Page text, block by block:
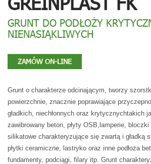
GRUNT DO PODŁOŻY
NIENASIĄKLIWYCH
ZAMÓW ON-LINE
Grunt o charakterze odcinającym, tworzy
powierzchnie, znacznie poprawiające
gładkich, niechłonnych oraz krytycznychtakich
zawibrowany beton, płyty OSB, lamperie, bloczki
silikatowe charakteryzujące się zwartą i gładką
płytki ceramiczne, lastryko oraz inne podłoża
fundamenty, podciągi, filary itp. Grunt